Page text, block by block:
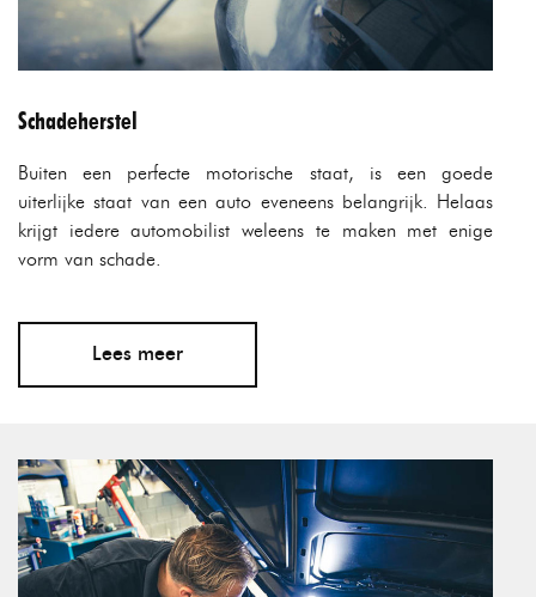
Schadeherstel
Buiten een perfecte motorische staat, is een goede
uiterlijke staat van een auto eveneens belangrijk. Helaas
krijgt iedere automobilist weleens te maken met enige
vorm van schade.
Lees meer